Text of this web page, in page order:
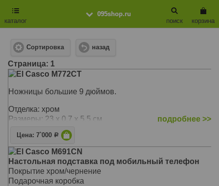
095shop.ru
каталог
корзина
поиск
Сортировка назад
Cтраница: 1
El Casco M772CT
Ножницы большие 9 дюймов.
Отделка: хром
Размеры: 23 x 0.7 x 5.5 см
подробнее >>
Цена: 7`000 Р
El Casco M691CN
Настольная подставка под мобильный телефон
Покрытие хром/чернение
Подарочная коробка